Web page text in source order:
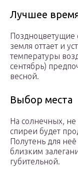
Лучшее
Поздноцветущие
земля оттает и
температуры
сентябрь)
весной.
Выбор места
На солнечных, не
спиреи будет
Полутень для
близким
губительной.